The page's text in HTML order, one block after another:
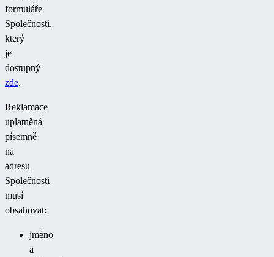
formuláře
Společnosti,
který
je
dostupný
zde.
Reklamace
uplatněná
písemně
na
adresu
Společnosti
musí
obsahovat:
jméno
a